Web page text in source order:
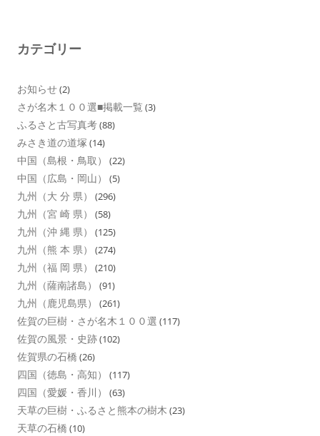
カテゴリー
お知らせ(2)
さが名木１００選■掲載一覧 (3)
ふるさと古写真考(88)
みさき道の道塚 (14)
中国（島根・鳥取） (22)
中国（広島・岡山） (5)
九州（大 分 県） (296)
九州（宮 崎 県） (58)
九州（沖 縄 県） (125)
九州（熊 本 県） (274)
九州（福 岡 県） (210)
九州（薩南諸島） (91)
九州（鹿児島県） (261)
佐賀の巨樹・さが名木１００選 (117)
佐賀の風景・史跡(102)
佐賀県の石橋 (26)
四国（徳島・高知） (117)
四国（愛媛・香川） (63)
天草の巨樹・ふるさと熊本の樹木 (23)
天草の石橋 (10)